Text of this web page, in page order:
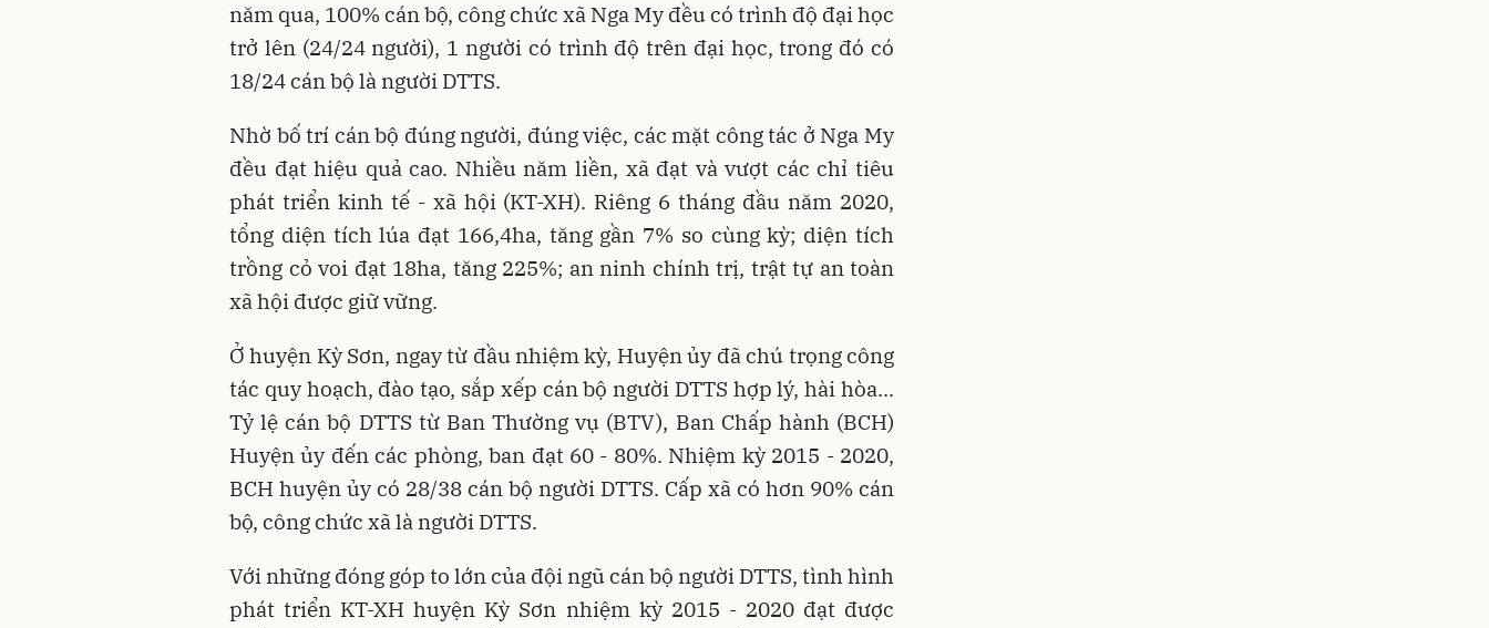
năm qua, 100% cán bộ, công chức xã Nga My đều có trình độ đại học
trở lên (24/24 người), 1 người có trình độ trên đại học, trong đó có
18/24 cán bộ là người DTTS.
Nhờ bố trí cán bộ đúng người, đúng việc, các mặt công tác ở Nga My
đều đạt hiệu quả cao. Nhiều năm liền, xã đạt và vượt các chỉ tiêu
phát triển kinh tế - xã hội (KT-XH). Riêng 6 tháng đầu năm 2020,
tổng diện tích lúa đạt 166,4ha, tăng gần 7% so cùng kỳ; diện tích
trồng cỏ voi đạt 18ha, tăng 225%; an ninh chính trị, trật tự an toàn
xã hội được giữ vững.
Ở huyện Kỳ Sơn, ngay từ đầu nhiệm kỳ, Huyện ủy đã chú trọng công
tác quy hoạch, đào tạo, sắp xếp cán bộ người DTTS hợp lý, hài hòa...
Tỷ lệ cán bộ DTTS từ Ban Thường vụ (BTV), Ban Chấp hành (BCH)
Huyện ủy đến các phòng, ban đạt 60 - 80%. Nhiệm kỳ 2015 - 2020,
BCH huyện ủy có 28/38 cán bộ người DTTS. Cấp xã có hơn 90% cán
bộ, công chức xã là người DTTS.
Với những đóng góp to lớn của đội ngũ cán bộ người DTTS, tình hình
phát triển KT-XH huyện Kỳ Sơn nhiệm kỳ 2015 - 2020 đạt được